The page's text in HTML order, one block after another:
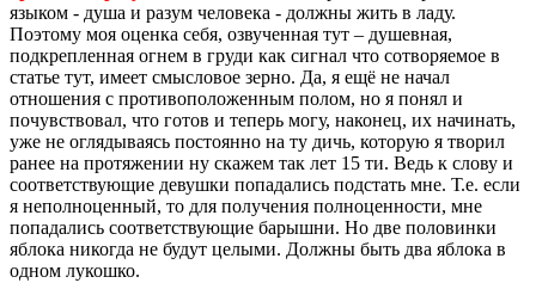
языком - душа и разум человека - должны жить в ладу.
Поэтому моя оценка себя, озвученная тут – душевная,
подкрепленная огнем в груди как сигнал что сотворяемое в
статье тут, имеет смысловое зерно. Да, я ещё не начал
отношения с противоположенным полом, но я понял и
почувствовал, что готов и теперь могу, наконец, их начинать,
уже не оглядываясь постоянно на ту дичь, которую я творил
ранее на протяжении ну скажем так лет 15 ти. Ведь к слову и
соответствующие девушки попадались подстать мне. Т.е. если
я неполноценный, то для получения полноценности, мне
попадались соответствующие барышни. Но две половинки
яблока никогда не будут целыми. Должны быть два яблока в
одном лукошко.